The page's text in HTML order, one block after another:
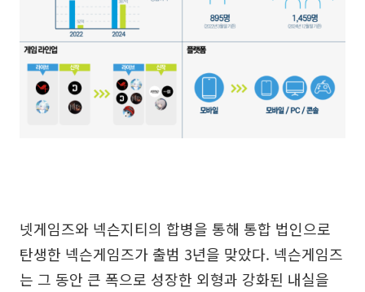
넷게임즈와 넥슨지티의 합병을 통해 통합 법인으로
탄생한 넥슨게임즈가 출범 3년을 맞았다. 넥슨게임즈
는 그 동안 큰 폭으로 성장한 외형과 강화된 내실을